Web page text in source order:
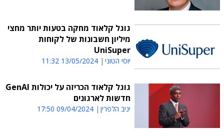
גוגל קלאוד מחקה בטעות יותר מחצי
מיליון חשבונות של לקוחות
UniSuper
יוסי הטוני 13/05/2024 11:32
גוגל קלאוד הכריזה על יכולות GenAI
חדשות לארגונים
יניב הלפרין 09/04/2024 17:50